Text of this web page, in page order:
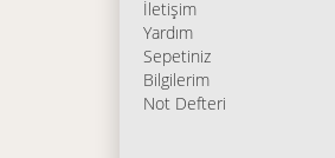
İletişim
Yardım
Sepetiniz
Bilgilerim
Not Defteri